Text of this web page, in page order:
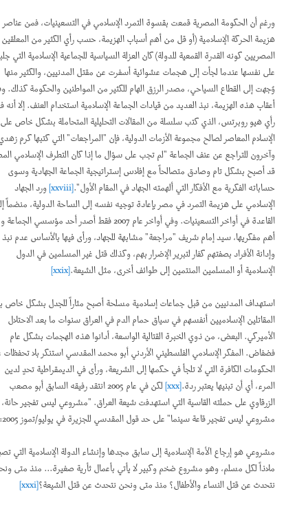
ورغم أن الحكومة المصرية قمعت بقسوة التمرد الإسلامي في التسعينيات، فمن عناصر
هزيمة الحركة الإسلامية (أو قل من أهم أسباب الهزيمة، حسب رأي الكثير من المعلقين
المصريين كونه القدرة القمعية للدولة) كان العزلة السياسية للجماعية الإسلامية التي جلبتها
على نفسها عندما لجأت إلى هجمات عشوائية أسفرت عن مقتل المدنيين، والكثير منها
وُجهت إلى القطاع السياحي، مصدر الرزق الهام للكثير من المواطنين والحكومة كذلك. وفي
أعقاب هذه الهزيمة، نبذ العديد من قيادات الجماعة الإسلامية استخدام العنف. إلا أنه في
رأي هيو روبرتس، الذي كتب سلسلة من المقالات التحليلية المتحاملة بشكل خاص على
الإسلام المعاصر لصالح مجموعة الأزمات الدولية، فإن "المراجعات" التي كتبها كرم زهدي
وآخرون للتراجع عن عنف الجماعة "لم تجب على سؤال ما إذا كان التطرف الإسلامي المصري
قد أصبح بشكل تام وصادق متصالحاً مع إفلاس إستراتيجية الجماعة الجهادية وسوى
حساباته الفكرية مع الأفكار التي ألهمته الجهاد في المقام الأول".[xxviii]
ورد الجهاد
الإسلامي على هزيمة التمرد في مصر بإعادة توجيه نفسه إلى الساحة الدولية، منضماً إلى
القاعدة في أواخر التسعينيات. وفي أواخر عام 2007 فقط أصدر أحد مؤسسي الجماعة ومن
أهم مفكريها، سيد إمام شريف "مراجعة" مشابهة للجهاد، ورأى فيها بالأساس عدم نبذ
وإدانة الأفراد بصفتهم كفار لتبرير الإضرار بهم، وكذلك قتل غير المسلمين في الدول
الإسلامية أو المسلمين المنتمين إلى طوائف أخرى، مثل الشيعة.[xxix]
استهداف المدنيين من قبل جماعات إسلامية مسلحة أصبح مثاراً للجدل بشكل خاص بين
المقاتلين الإسلاميين أنفسهم في سياق حمام الدم في العراق سنوات ما بعد الاحتلال
الأميركي. البعض، من ذوي الخبرة القتالية الواسعة، أدانوا هذه الهجمات بشكل عام
فضفاض. المفكر الإسلامي الفلسطيني الأردني أبو محمد المقدسي استنكر بلا تحفظات عمل
الحكومات الكافرة التي لا تلجأ في حكمها إلى الشريعة، ورأى في الديمقراطية تحدٍ لدين
المرء، أي أن تبنيها يعتبر ردة.[xxx]
لكن في عام 2005 انتقد رفيقه السابق أبو مصعب
الزرقاوي على حملته القاسية التي استهدفت شيعة العراق. "مشروعي ليس تفجير حانة،
مشروعي ليس تفجير قاعة سينما" على حد قول المقدسي للجزيرة في يوليو/تموز 2005:
مشروعي هو إرجاع الأمة الإسلامية إلى سابق مجدها وإنشاء الدولة الإسلامية التي تصبح
ملاذاً لكل مسلم، وهو مشروع ضخم وكبير لا يأتي بأعمال ثأرية صغيرة... منذ متى ونحن
نتحدث عن قتل النساء والأطفال؟ منذ متى ونحن نتحدث عن قتل الشيعة؟[xxxi]